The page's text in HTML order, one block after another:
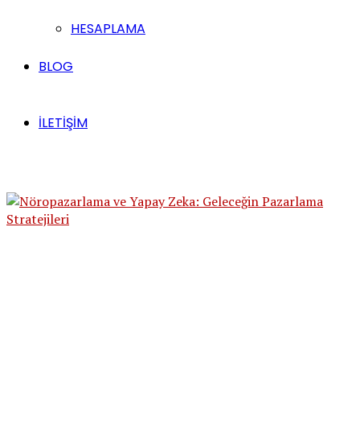
HESAPLAMA
BLOG
İLETİŞİM